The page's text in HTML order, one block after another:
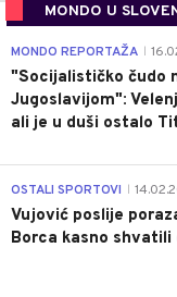
MONDO U
MONDO REPORTAŽA
"Socijalističko čudo
Jugoslavijom":
ali je u duši ostalo
OSTALI SPORTOVI
Vujović poslije
Borca kasno shvatili